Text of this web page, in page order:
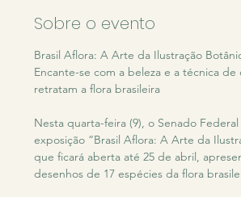
Sobre o evento
Brasil Aflora: A Arte da Ilustração
Encante-se com a beleza e a técnica de
retratam a flora brasileira
Nesta quarta-feira (9), o Senado
exposição “Brasil Aflora: A Arte da
que ficará aberta até 25 de abril,
desenhos de 17 espécies da flora